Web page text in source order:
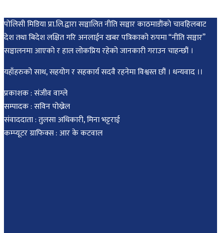
पोलिसी मिडिया प्रा.लि.द्वारा सञ्चालित नीति सञ्चार काठमाडाैंकाे चावहिलबाट
देश तथा बिदेश लक्षित गरि अनलाईन खबर पत्रिकाको रुपमा “नीति सञ्चार”
सञ्चालनमा आएको र हाल लोकप्रिय रहेको जानकारी गराउन चाहन्छौं ।
यहाँहरुको साथ, सहयोग र सहकार्य सदवै रहनेमा विश्वस्त छौं । धन्यवाद ।।
प्रकाशक : संजीव वाग्ले
सम्पादक : सविन पोख्रेल
संवाददाता : तुलसा अधिकारी, मिना भट्टराई
कम्प्यूटर ग्राफिक्स : आर के कटवाल